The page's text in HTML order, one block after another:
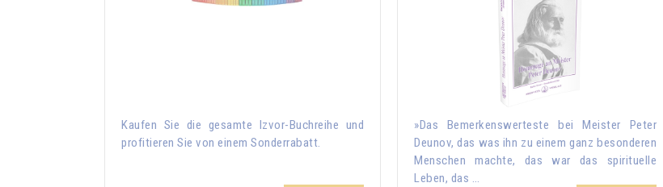
Kaufen Sie die gesamte Izvor-Buchreihe und
profitieren Sie von einem Sonderrabatt.
»Das Bemerkenswerteste bei Meister Peter
Deunov, das was ihn zu einem ganz besonderen
Menschen machte, das war das spirituelle
Leben, das …